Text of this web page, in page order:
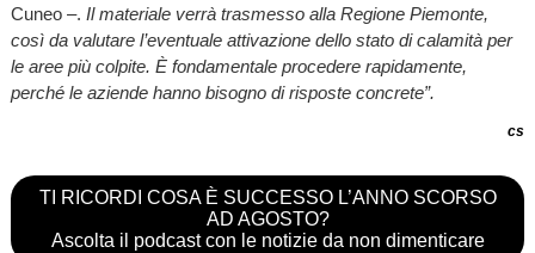
Cuneo –. Il materiale verrà trasmesso alla Regione Piemonte,
così da valutare l’eventuale attivazione dello stato di calamità per
le aree più colpite. È fondamentale procedere rapidamente,
perché le aziende hanno bisogno di risposte concrete”.
cs
TI RICORDI COSA È SUCCESSO L’ANNO SCORSO
AD AGOSTO?
Ascolta il podcast con le notizie da non dimenticare